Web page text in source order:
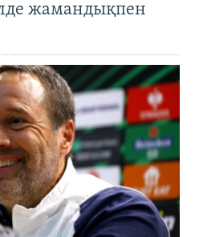
жамандықпен